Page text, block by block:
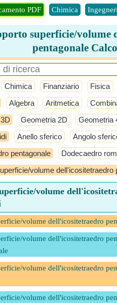
PDF Chimica
superficie/volume
pentagonale
Chimica Finanziario Fisica
Algebra Aritmetica
Geometria 2D Geometria
Anello sferico Angolo
pentagonale Dodecaedro
volume dell'icositetraedro
volume
volume dell'icositetraedro
volume dell'icositetraedro
volume dell'icositetraedro
volume dell'icositetraedro